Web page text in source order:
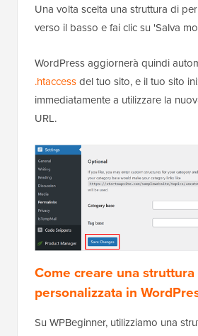
Una volta scelta una struttura di
verso il basso e fai clic su 'Salva
WordPress aggiornerà quindi
.htaccessdel tuo sito, e il tuo sito
immediatamente a utilizzare la
URL.
Come creare una struttura
personalizzata in
Su WPBeginner, utilizziamo una